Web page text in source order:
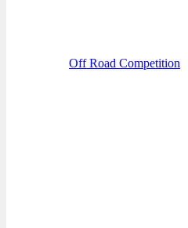
Off Road Competition